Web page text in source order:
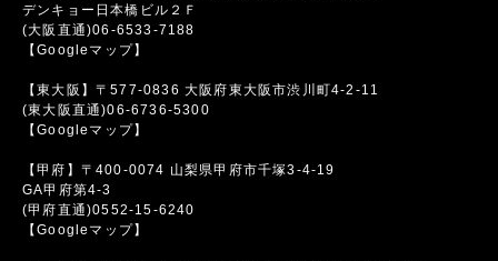
デンキョー日本橋ビル２Ｆ
(大阪直通)06-6533-7188
【Googleマップ】
【東大阪】〒577-0836 大阪府東大阪市渋川町4-2-11
(東大阪直通)06-6736-5300
【Googleマップ】
【甲府】〒400-0074 山梨県甲府市千塚3-4-19
GA甲府第4-3
(甲府直通)0552-15-6240
【Googleマップ】